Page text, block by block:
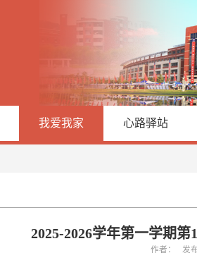
我爱我家 心路驿站
2025-2026学年第一学期
作者： 发